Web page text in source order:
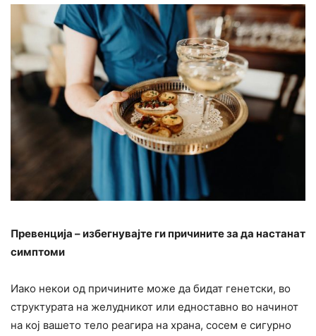
Превенција – избегнувајте ги причините за да настанат
симптоми
Иако некои од причините може да бидат генетски, во
структурата на желудникот или едноставно во начинот
на кој вашето тело реагира на храна, сосем е сигурно